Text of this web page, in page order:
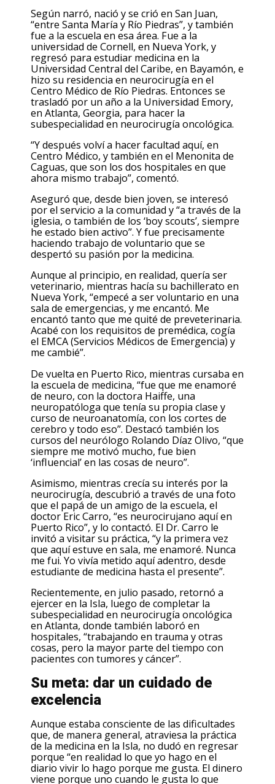
Según narró, nació y se crió en San Juan,
“entre Santa María y Río Piedras”, y también
fue a la escuela en esa área. Fue a la
universidad de Cornell, en Nueva York, y
regresó para estudiar medicina en la
Universidad Central del Caribe, en Bayamón, e
hizo su residencia en neurocirugía en el
Centro Médico de Río Piedras. Entonces se
trasladó por un año a la Universidad Emory,
en Atlanta, Georgia, para hacer la
subespecialidad en neurocirugía oncológica.
“Y después volví a hacer facultad aquí, en
Centro Médico, y también en el Menonita de
Caguas, que son los dos hospitales en que
ahora mismo trabajo”, comentó.
Aseguró que, desde bien joven, se interesó
por el servicio a la comunidad y “a través de la
iglesia, o también de los ‘boy scouts’, siempre
he estado bien activo”. Y fue precisamente
haciendo trabajo de voluntario que se
despertó su pasión por la medicina.
Aunque al principio, en realidad, quería ser
veterinario, mientras hacía su bachillerato en
Nueva York, “empecé a ser voluntario en una
sala de emergencias, y me encantó. Me
encantó tanto que me quité de preveterinaria.
Acabé con los requisitos de premédica, cogía
el EMCA (Servicios Médicos de Emergencia) y
me cambié”.
De vuelta en Puerto Rico, mientras cursaba en
la escuela de medicina, “fue que me enamoré
de neuro, con la doctora Haiffe, una
neuropatóloga que tenía su propia clase y
curso de neuroanatomía, con los cortes de
cerebro y todo eso”. Destacó también los
cursos del neurólogo Rolando Díaz Olivo, “que
siempre me motivó mucho, fue bien
‘influencial’ en las cosas de neuro”.
Asimismo, mientras crecía su interés por la
neurocirugía, descubrió a través de una foto
que el papá de un amigo de la escuela, el
doctor Eric Carro, “es neurocirujano aquí en
Puerto Rico”, y lo contactó. El Dr. Carro le
invitó a visitar su práctica, “y la primera vez
que aquí estuve en sala, me enamoré. Nunca
me fui. Yo vivía metido aquí adentro, desde
estudiante de medicina hasta el presente”.
Recientemente, en julio pasado, retornó a
ejercer en la Isla, luego de completar la
subespecialidad en neurocirugía oncológica
en Atlanta, donde también laboró en
hospitales, “trabajando en trauma y otras
cosas, pero la mayor parte del tiempo con
pacientes con tumores y cáncer”.
Su meta: dar un cuidado de
excelencia
Aunque estaba consciente de las dificultades
que, de manera general, atraviesa la práctica
de la medicina en la Isla, no dudó en regresar
porque “en realidad lo que yo hago en el
diario vivir lo hago porque me gusta. El dinero
viene porque uno cuando le gusta lo que